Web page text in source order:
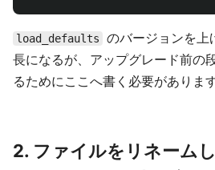
load_defaults
のバージョンを上
長になるが、アップグレード前の
るためにここへ書く必要があります
2. ファイルをリネーム